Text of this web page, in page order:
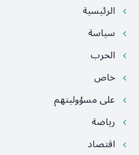
الرئيسية
سياسة
الحرب
خاص
على مسؤوليتهم
رياضة
اقتصاد